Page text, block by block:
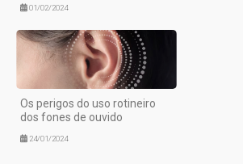
01/02/2024
Os perigos do uso rotineiro
dos fones de ouvido
24/01/2024